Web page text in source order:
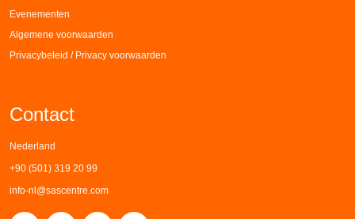
Evenementen
Algemene voorwaarden
Privacybeleid / Privacy voorwaarden
Contact
Nederland
+90 (501) 319 20 99
info-nl@sascentre.com